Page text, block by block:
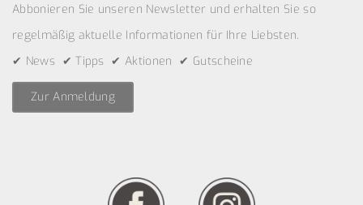
Abbonieren Sie unseren Newsletter und erhalten Sie so
regelmäßig aktuelle Informationen für Ihre Liebsten.
✔ News ✔ Tipps ✔ Aktionen ✔ Gutscheine
Zur Anmeldung